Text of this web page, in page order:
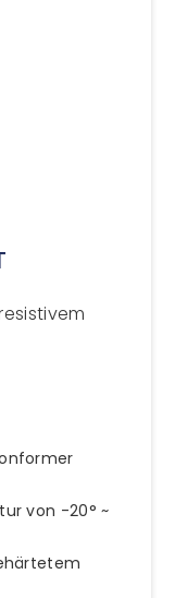
von -20° ~